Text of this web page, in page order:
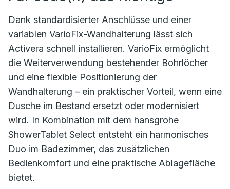
Dank standardisierter Anschlüsse und einer
variablen VarioFix-Wandhalterung lässt sich
Activera schnell installieren. VarioFix ermöglicht
die Weiterverwendung bestehender Bohrlöcher
und eine flexible Positionierung der
Wandhalterung – ein praktischer Vorteil, wenn eine
Dusche im Bestand ersetzt oder modernisiert
wird. In Kombination mit dem hansgrohe
ShowerTablet Select entsteht ein harmonisches
Duo im Badezimmer, das zusätzlichen
Bedienkomfort und eine praktische Ablagefläche
bietet.